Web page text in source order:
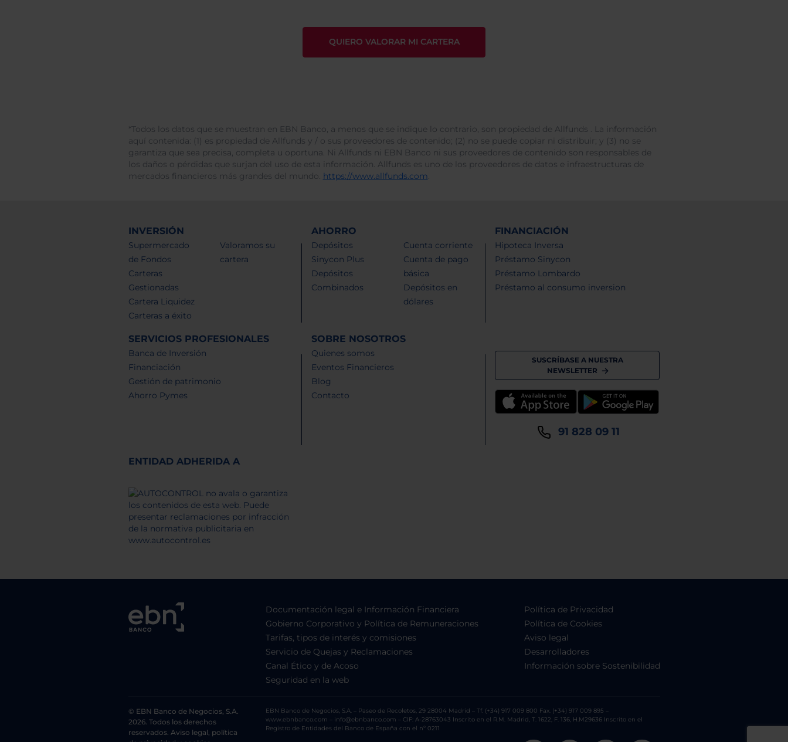
*Todos los datos que se muestran en EBN Banco, a menos que se indique lo contrario, son propiedad de Allfunds . La información
aquí contenida: (1) es propiedad de Allfunds y / o sus proveedores de contenido; (2) no se puede copiar ni distribuir; y (3) no se
garantiza que sea precisa, completa u oportuna. Ni Allfunds ni EBN Banco ni sus proveedores de contenido son responsables de
los daños o pérdidas que surjan del uso de esta información. Allfunds es uno de los proveedores de datos e infraestructuras de
mercados financieros más grandes del mundo. https://www.allfunds.com.
INVERSIÓN
Supermercado
de Fondos
Carteras
Gestionadas
Cartera Liquidez
Carteras a éxito
Valoramos su
cartera
AHORRO
Depósitos
Sinycon Plus
Depósitos
Combinados
Cuenta corriente
Cuenta de pago
básica
Depósitos en
dólares
FINANCIACIÓN
Hipoteca Inversa
Préstamo Sinycon
Préstamo Lombardo
Préstamo al consumo inversion
SERVICIOS PROFESIONALES
Banca de Inversión
Financiación
Gestión de patrimonio
Ahorro Pymes
SOBRE NOSOTROS
Quienes somos
Eventos Financieros
Blog
Contacto
SUSCRÍBASE A NUESTRA
NEWSLETTER
91 828 09 11
ENTIDAD ADHERIDA A
Documentación legal e Información Financiera
Gobierno Corporativo y Política de Remuneraciones
Tarifas, tipos de interés y comisiones
Servicio de Quejas y Reclamaciones
Canal Ético y de Acoso
Seguridad en la web
Política de Privacidad
Política de Cookies
Aviso legal
Desarrolladores
Información sobre Sostenibilidad
© EBN Banco de Negocios, S.A.
2026. Todos los derechos
reservados. Aviso legal, política
EBN Banco de Negocios, S.A. – Paseo de Recoletos, 29 28004 Madrid – Tf. (+34) 917 009 800 Fax. (+34) 917 009 895 –
www.ebnbanco.com – info@ebnbanco.com – CIF: A-28763043 Inscrito en el R.M. Madrid, T. 1622, F. 136, H.M29636 Inscrito en el
Registro de Entidades del Banco de España con el nº 0211